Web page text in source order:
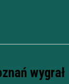
wygrał